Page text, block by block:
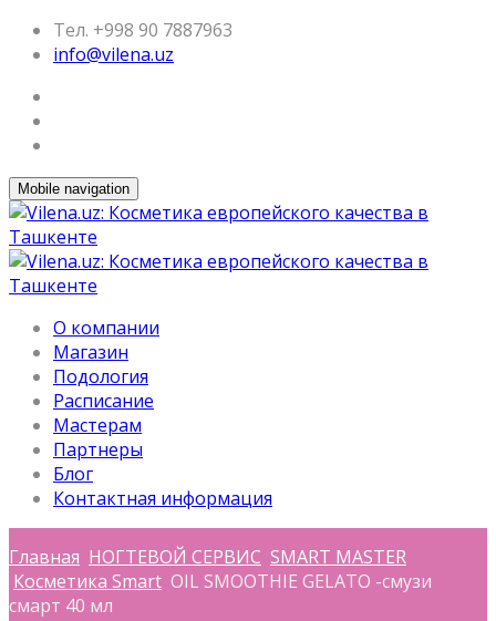
Тел. +998 90 7887963
info@vilena.uz
Mobile navigation
О компании
Магазин
Подология
Расписание
Мастерам
Партнеры
Блог
Контактная информация
Главная НОГТЕВОЙ СЕРВИС SMART MASTER
Косметика Smart OIL SMOOTHIE GELATO -смузи
смарт 40 мл